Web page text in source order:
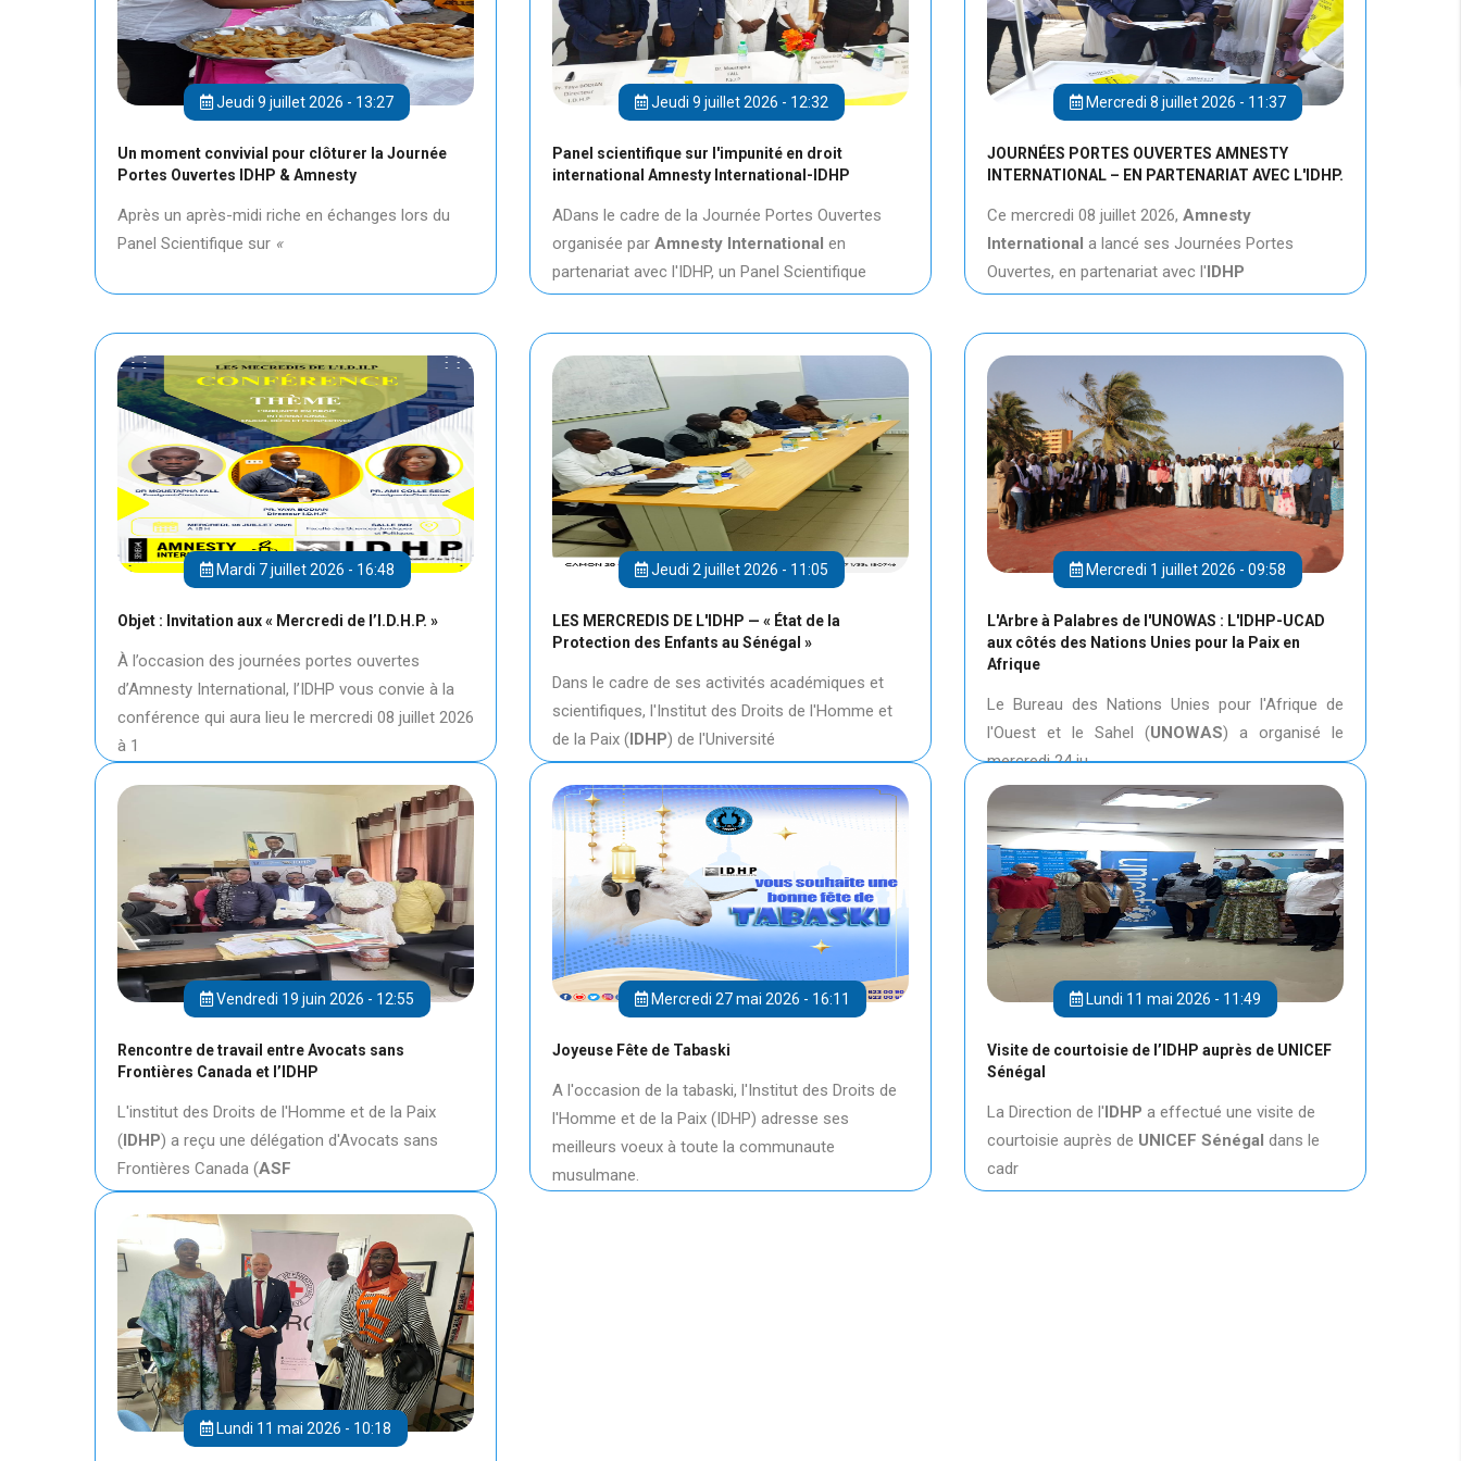
Jeudi 9 juillet 2026 - 13:27
Un moment convivial pour clôturer la Journée
Portes Ouvertes IDHP & Amnesty
Après un après-midi riche en échanges lors du
Panel Scientifique sur «
Jeudi 9 juillet 2026 - 12:32
Panel scientifique sur l'impunité en droit
international Amnesty International-IDHP
ADans le cadre de la Journée Portes Ouvertes
organisée par Amnesty International en
partenariat avec l'IDHP, un Panel Scientifique
Mercredi 8 juillet 2026 - 11:37
JOURNÉES PORTES OUVERTES AMNESTY
INTERNATIONAL – EN PARTENARIAT AVEC L'IDHP.
Ce mercredi 08 juillet 2026, Amnesty
International a lancé ses Journées Portes
Ouvertes, en partenariat avec l'IDHP
Mardi 7 juillet 2026 - 16:48
Objet : Invitation aux « Mercredi de l’I.D.H.P. »
À l’occasion des journées portes ouvertes
d’Amnesty International, l’IDHP vous convie à la
conférence qui aura lieu le mercredi 08 juillet 2026
à 1
Jeudi 2 juillet 2026 - 11:05
LES MERCREDIS DE L'IDHP — « État de la
Protection des Enfants au Sénégal »
Dans le cadre de ses activités académiques et
scientifiques, l'Institut des Droits de l'Homme et
de la Paix (IDHP) de l'Université
Mercredi 1 juillet 2026 - 09:58
L'Arbre à Palabres de l'UNOWAS : L'IDHP-UCAD
aux côtés des Nations Unies pour la Paix en
Afrique
Le Bureau des Nations Unies pour l'Afrique de
l'Ouest et le Sahel (UNOWAS) a organisé le
mercredi 24 ju
Vendredi 19 juin 2026 - 12:55
Rencontre de travail entre Avocats sans
Frontières Canada et l’IDHP
L'institut des Droits de l'Homme et de la Paix
(IDHP) a reçu une délégation d'Avocats sans
Frontières Canada (ASF
Mercredi 27 mai 2026 - 16:11
Joyeuse Fête de Tabaski
A l'occasion de la tabaski, l'Institut des Droits de
l'Homme et de la Paix (IDHP) adresse ses
meilleurs voeux à toute la communaute
musulmane.
Lundi 11 mai 2026 - 11:49
Visite de courtoisie de l’IDHP auprès de UNICEF
Sénégal
La Direction de l'IDHP a effectué une visite de
courtoisie auprès de UNICEF Sénégal dans le
cadr
Lundi 11 mai 2026 - 10:18